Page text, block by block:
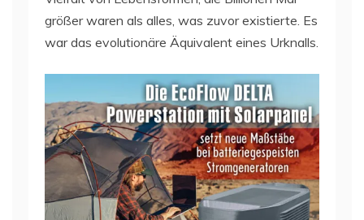
größer waren als alles, was zuvor existierte. Es
war das evolutionäre Äquivalent eines Urknalls.